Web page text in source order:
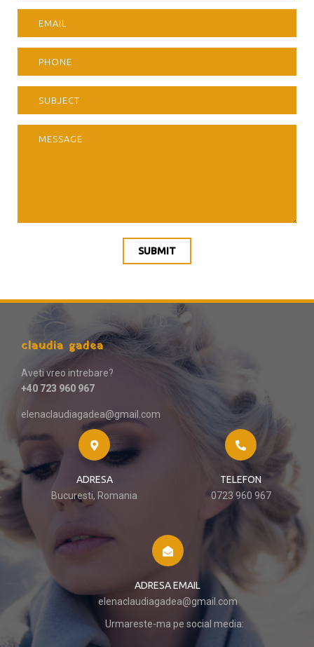
SUBMIT
claudia gadea
Aveti vreo intrebare?
+40 723 960 967
elenaclaudiagadea@gmail.com
ADRESA
Bucuresti, Romania
TELEFON
0723 960 967
ADRESA EMAIL
elenaclaudiagadea@gmail.com
Urmareste-ma pe social media: